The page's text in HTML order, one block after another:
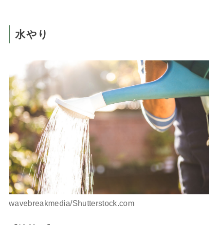
水やり
wavebreakmedia/Shutterstock.com